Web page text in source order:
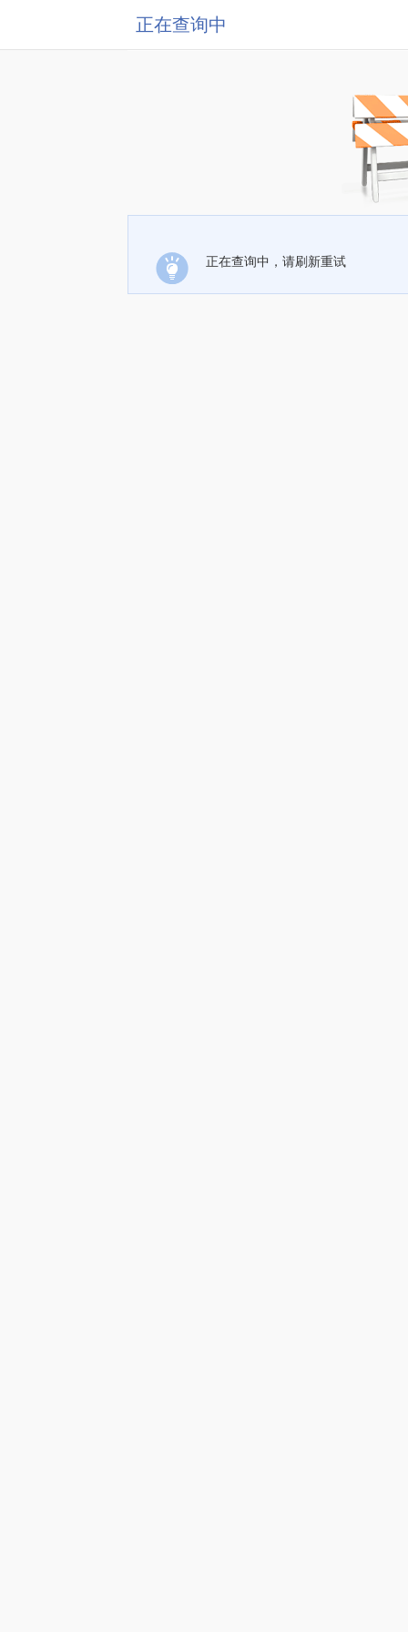
正在查询中
正在查询中，请刷新重试